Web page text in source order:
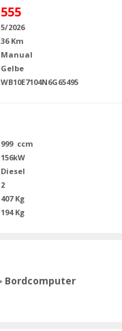
555
5/2026
36 Km
Manual
Gelbe
WB10E7104N6G65495
999 ccm
156kW
Diesel
2
407 Kg
194 Kg
Bordcomputer